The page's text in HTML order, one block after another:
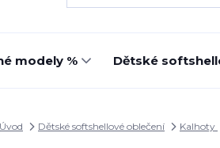
modely % Dětské
Úvod Dětské softshellové oblečení Kalhoty